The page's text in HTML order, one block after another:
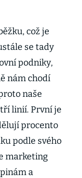
což je
se tady
podniky,
nám chodí
naše
linií. První je
procento
podle svého
marketing
a